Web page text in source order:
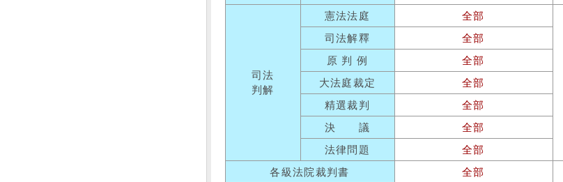
司法
判解
憲法法庭 全部
司法解釋
全部
原 判 例
全部
大法庭裁定
全部
精選裁判
全部
決 議
全部
法律問題
全部
各級法院裁判書
全部